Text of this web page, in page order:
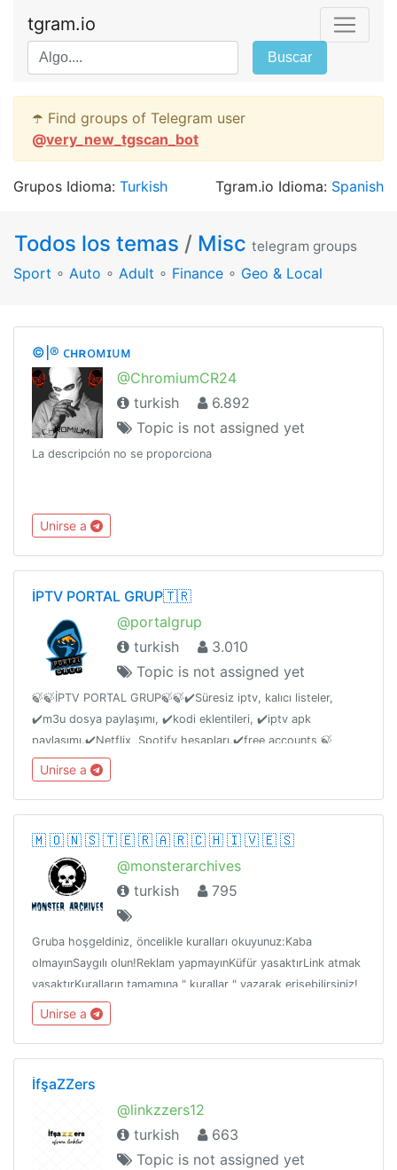
tgram.io
Buscar
☂️ Find groups of Telegram user
@very_new_tgscan_bot
Grupos Idioma: Turkish Tgram.io Idioma: Spanish
Todos los temas / Misc telegram groups
Sport ∘ Auto ∘ Adult ∘ Finance ∘ Geo & Local
©|® ᴄʜʀᴏᴍɪᴜᴍ
@ChromiumCR24
turkish
6.892
Topic is not assigned yet
La descripción no se proporciona
Unirse a
İPTV PORTAL GRUP🇹🇷
@portalgrup
turkish
3.010
Topic is not assigned yet
🍃🍃İPTV PORTAL GRUP🍃🍃✔️Süresiz iptv, kalıcı listeler,
✔️m3u dosya paylaşımı, ✔️kodi eklentileri, ✔️iptv apk
paylaşımı.✔️Netflix ,Spotify hesapları.✔️free accounts 🍃
grυpтan ayrιlan ĸι̇şι̇ler ѕüreѕι̇z υzaĸlaşтιrιlιr. вι̇r daнa grυвa
gι̇reмez.
Unirse a
🇲 🇴 🇳 🇸 🇹 🇪 🇷 🇦 🇷 🇨 🇭 🇮 🇻 🇪 🇸
@monsterarchives
turkish
795
Gruba hoşgeldiniz, öncelikle kuralları okuyunuz:Kaba
olmayınSaygılı olun!Reklam yapmayınKüfür yasaktırLink atmak
yasaktırKuralların tamamına " kurallar " yazarak erişebilirsiniz!
Unirse a
İfşaZZers
@linkzzers12
turkish
663
Topic is not assigned yet